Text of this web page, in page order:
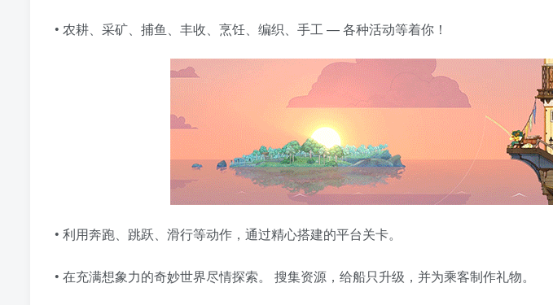
• 农耕、采矿、捕鱼、丰收、烹饪、编织、手工 — 各种活动等着你！
• 利用奔跑、跳跃、滑行等动作，通过精心搭建的平台关卡。
• 在充满想象力的奇妙世界尽情探索。 搜集资源，给船只升级，并为乘客制作礼物。